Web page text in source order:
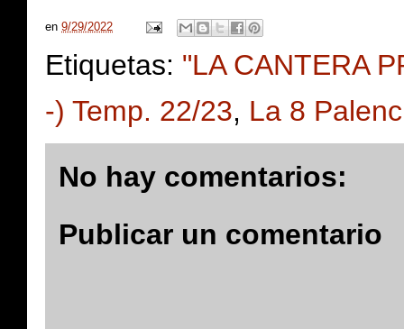
en 9/29/2022
Etiquetas: "LA CANTERA
-) Temp. 22/23, La 8
No hay comentarios:
Publicar un comentario